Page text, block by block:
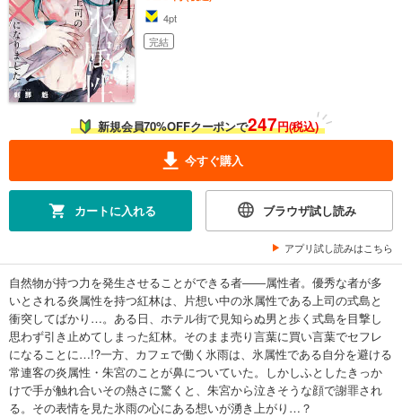
4pt
完結
新規会員70%OFFクーポンで247円(税込)
今すぐ購入
カートに入れる ブラウザ試し読み
アプリ試し読みはこちら
自然物が持つ力を発生させることができる者――属性者。優秀な者が多
いとされる炎属性を持つ紅林は、片想い中の氷属性である上司の式島と
衝突してばかり…。ある日、ホテル街で見知らぬ男と歩く式島を目撃し
思わず引き止めてしまった紅林。そのまま売り言葉に買い言葉でセフレ
になることに…!?一方、カフェで働く氷雨は、氷属性である自分を避ける
常連客の炎属性・朱宮のことが鼻についていた。しかしふとしたきっか
けで手が触れ合いその熱さに驚くと、朱宮から泣きそうな顔で謝罪され
る。その表情を見た氷雨の心にある想いが湧き上がり…？